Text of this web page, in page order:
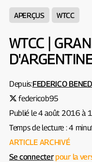
APERÇUS WTCC
WTCC |
Depuis:FEDERICO
federicob95
Publié le 4 août 2016 à
Temps de lecture : 4
ARTICLE ARCHIVÉ
Se connecterpour la